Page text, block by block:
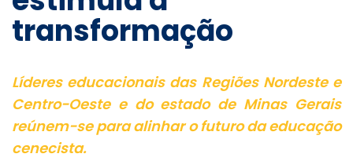
transformação
Líderes educacionais das Regiões Nordeste e
Centro-Oeste e do estado de Minas Gerais
reúnem-se para alinhar o futuro da educação
cenecista.